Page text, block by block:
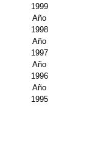
1999
Año
1998
Año
1997
Año
1996
Año
1995